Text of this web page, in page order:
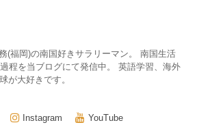
(福岡)の南国好きサラリーマン。 南国生活
程を当ブログにて発信中。 英語学習、海外
が大好きです。
Instagram YouTube